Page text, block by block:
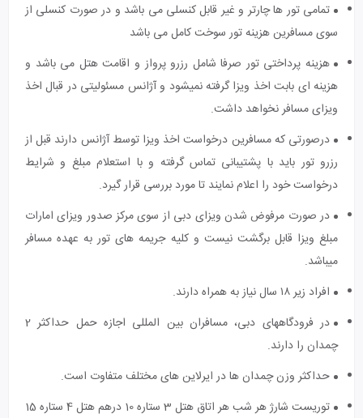
تمامی تور ها چارتر و غیر قابل کنسلی می باشد و در صورت کنسلی از
سوی مسافرین هزینه تور سوخت کامل می باشد
هزینه پرداختی تور صرفا شامل رزرو پرواز و اقامت هتل می باشد و
هزینه ای بابت اخذ ویزا گرفته نمیشود و آژانس مسئولیتی در قبال اخذ
ویزای مسافر نخواهد داشت.
درصورتی که مسافرین درخواست اخذ ویزا توسط آژانس دارند قبل از
رزرو تور باید با پشتیبانی تماس گرفته و با استعلام مبلغ و شرایط
درخواست خود را اعلام نمایند تا مورد بررسی قرار گیرد.
در صورت مرفوض شدن ویزای دبی از سوی مرکز صدور ویزای امارات
مبلغ ویزا قابل برگشت نیست و کلیه جریمه های تور به عهده مسافر
میباشد.
افراد زیر ۱۸ سال نیاز به همراه دارند.
در فرودگاه‎های دبی، مسافران بین المللی اجازه حمل حداکثر 2
چمدان را دارند.
حداکثر وزن چمدان ها در ایرلاین های مختلف متفاوت است.
توریست شارژ هر شب هر اتاق هتل 3 ستاره 10 درهم هتل 4 ستاره 15